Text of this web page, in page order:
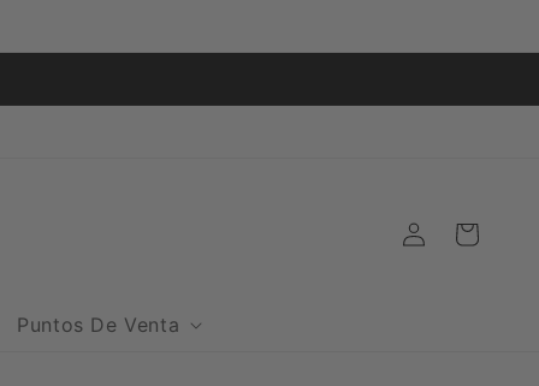
Puntos De Venta
Iniciar
sesión
Carrito